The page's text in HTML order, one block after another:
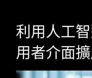
利用人工
用者介面